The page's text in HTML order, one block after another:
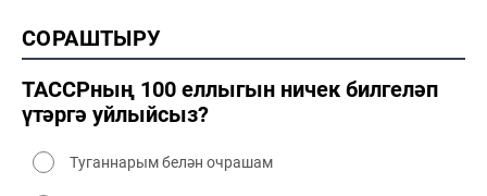
2000 сәнәгать
2000 мәдәният
СОРАШТЫРУ
ТАССРның 100 еллыгын ничек билгеләп
үтәргә уйлыйсыз?
Туганнарым белән очрашам